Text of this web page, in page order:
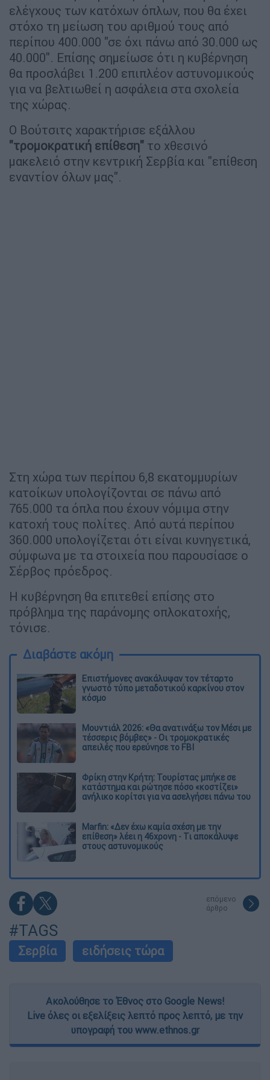
ελέγχους των κατόχων όπλων, που θα έχει
στόχο τη μείωση του αριθμού τους από
περίπου 400.000 "σε όχι πάνω από 30.000 ως
40.000". Επίσης σημείωσε ότι η κυβέρνηση
θα προσλάβει 1.200 επιπλέον αστυνομικούς
για να βελτιωθεί η ασφάλεια στα σχολεία
της χώρας.
Ο Βούτσιτς χαρακτήρισε εξάλλου
"τρομοκρατική επίθεση" το χθεσινό
μακελειό στην κεντρική Σερβία και "επίθεση
εναντίον όλων μας".
Στη χώρα των περίπου 6,8 εκατομμυρίων
κατοίκων υπολογίζονται σε πάνω από
765.000 τα όπλα που έχουν νόμιμα στην
κατοχή τους πολίτες. Από αυτά περίπου
360.000 υπολογίζεται ότι είναι κυνηγετικά,
σύμφωνα με τα στοιχεία που παρουσίασε ο
Σέρβος πρόεδρος.
Η κυβέρνηση θα επιτεθεί επίσης στο
πρόβλημα της παράνομης οπλοκατοχής,
τόνισε.
Διαβάστε ακόμη
Επιστήμονες ανακάλυψαν τον τέταρτο
γνωστό τύπο μεταδοτικού καρκίνου στον
κόσμο
Μουντιάλ 2026: «Θα ανατινάξω τον Μέσι με
τέσσερις βόμβες» - Οι τρομοκρατικές
απειλές που ερεύνησε το FBI
Φρίκη στην Κρήτη: Τουρίστας μπήκε σε
κατάστημα και ρώτησε πόσο «κοστίζει»
ανήλικο κορίτσι για να ασελγήσει πάνω του
Marfin: «Δεν έχω καμία σχέση με την
επίθεση» λέει η 46χρονη - Τι αποκάλυψε
στους αστυνομικούς
επόμενο
άρθρο
#TAGS
Σερβία ειδήσεις τώρα
Ακολούθησε το Έθνος στο Google News!
Live όλες οι εξελίξεις λεπτό προς λεπτό, με την
υπογραφή του www.ethnos.gr